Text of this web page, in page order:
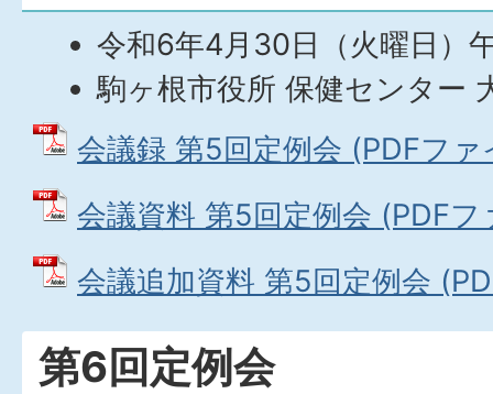
令和6年4月30日（火曜日）
駒ヶ根市役所 保健センター
会議録 第5回定例会 (PDFフ
会議資料 第5回定例会 (PDF
会議追加資料 第5回定例会
第6回定例会